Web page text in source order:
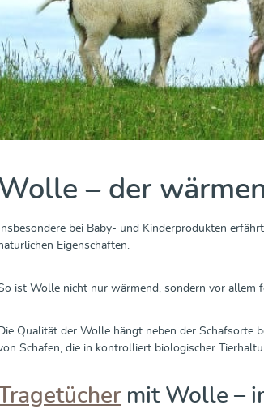
– der
Insbesondere bei Baby- und Kinderprodukten
Eigenschaften.
ist Wolle nicht nur wärmend, sondern vor allem
Die Qualität der Wolle hängt neben der Schafsorte
Schafen, die in kontrolliert biologischer
Tragetüchermit Wolle –